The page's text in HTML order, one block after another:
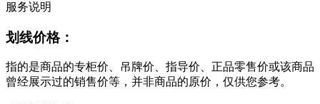
服务说明
划线价格：
指的是商品的专柜价、吊牌价、指导价、正品零售价或该商品
曾经展示过的销售价等，并非商品的原价，仅供您参考。